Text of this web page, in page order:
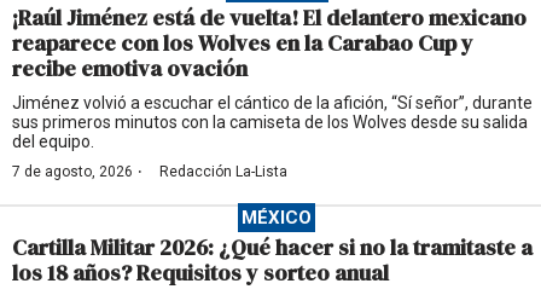
¡Raúl Jiménez está de vuelta! El delantero mexicano
reaparece con los Wolves en la Carabao Cup y
recibe emotiva ovación
Jiménez volvió a escuchar el cántico de la afición, “Sí señor”, durante
sus primeros minutos con la camiseta de los Wolves desde su salida
del equipo.
7 de agosto, 2026 · Redacción La-Lista
MÉXICO
Cartilla Militar 2026: ¿Qué hacer si no la tramitaste a
los 18 años? Requisitos y sorteo anual